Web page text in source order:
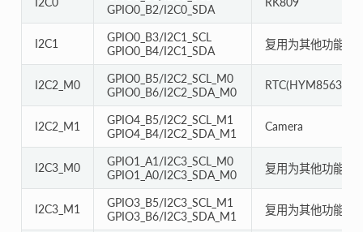
GPIO0_B2/I2C0_SDA
I2C1
GPIO0_B3/I2C1_SCL
GPIO0_B4/I2C1_SDA
复用为其他功能
I2C2_M0
GPIO0_B5/I2C2_SCL_M0
GPIO0_B6/I2C2_SDA_M0
RTC(HYM8563) /
I2C2_M1
GPIO4_B5/I2C2_SCL_M1
GPIO4_B4/I2C2_SDA_M1
Camera
I2C3_M0
GPIO1_A1/I2C3_SCL_M0
GPIO1_A0/I2C3_SDA_M0
复用为其他功能
I2C3_M1
GPIO3_B5/I2C3_SCL_M1
GPIO3_B6/I2C3_SDA_M1
复用为其他功能